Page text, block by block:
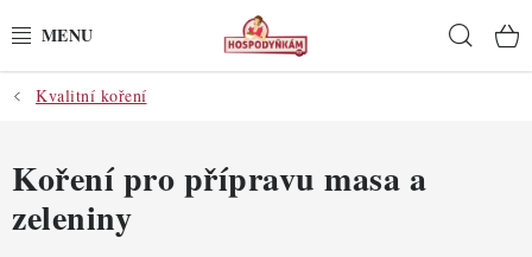
na
POTŘEBY
POMŮCKY
SUROVINY
Kvalitní koření
Koření pro přípravu masa a
zeleniny